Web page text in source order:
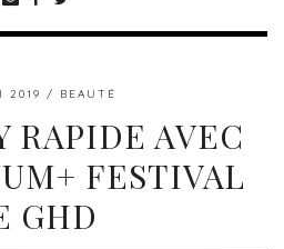
2019 BEAUTÉ
RAPIDE AVEC
FESTIVAL
GHD